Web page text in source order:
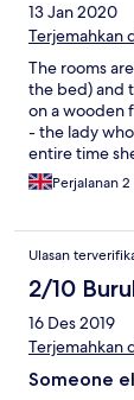
13 Jan 2020
Terjemahkan
The rooms
the bed) and
on a wooden
- the lady
entire time
was playing a
grunted and
find our own
more helpful.
Perjalanan
Ulasan
2/10
16 Des 2019
Terjemahkan
Someone